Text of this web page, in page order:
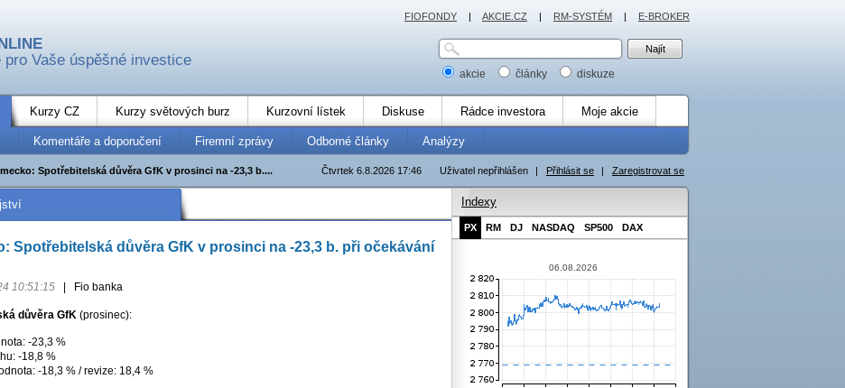
pro Vaše úspěšné investice
akcie články diskuze
Kurzy CZ Kurzy světových burz Kurzovní lístek Diskuse Rádce investora Moje akcie
Komentáře a doporučení Firemní zprávy Odborné články Analýzy
Uživatel nepřihlášen | Přihlásit se | Zaregistrovat se
Čtvrtek 6.8.2026 17:46
Spotřebitelská důvěra GfK v prosinci na -23,3 b....
Spotřebitelská důvěra GfK v prosinci na -23,3 b. při očekávání
10:51:15 Fio banka
důvěra GfK (prosinec):
-23,3 %
-18,8 %
-18,3 % / revize: 18,4 %
Indexy
PX RM DJ NASDAQ SP500 DAX
06.08.2026
FIOFONDY | AKCIE.CZ | RM-SYSTÉM | E-BROKER